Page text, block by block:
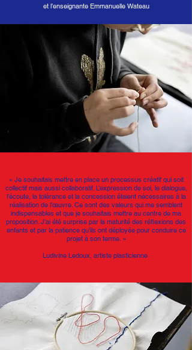
et l’enseignante Emmanuelle Wateau
« Je souhaitais mettre en place un processus créatif qui soit
collectif mais aussi collaboratif. L’expression de soi, le dialogue,
l’écoute, la tolérance et la concession étaient nécessaires à la
réalisation de l’œuvre. Ce sont des valeurs qui me semblent
indispensables et que je souhaitais mettre au centre de ma
proposition. J’ai été surprise par la maturité des réﬂexions des
enfants et par la patience qu’ils ont déployée pour conduire ce
projet à son terme. »
Ludivine Ledoux, artiste plasticienne